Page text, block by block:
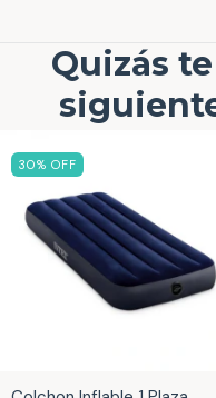
Quizás
30% OFF